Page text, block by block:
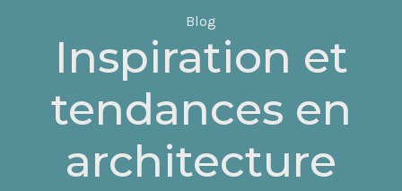
Blog
Inspiration et
tendances en
architecture